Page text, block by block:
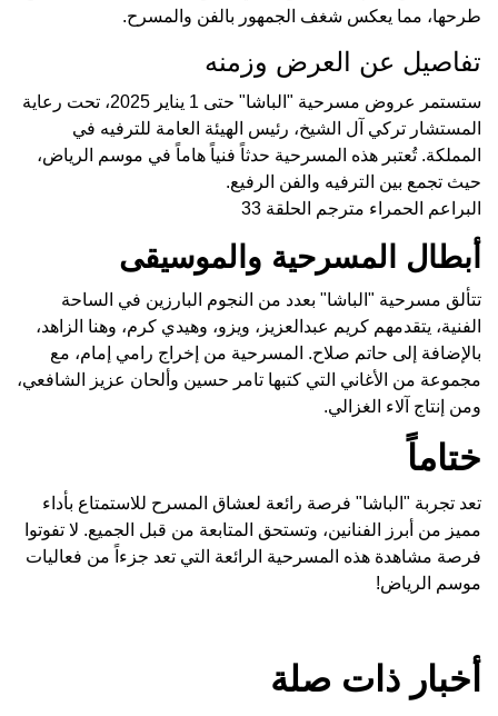
طرحها، مما يعكس شغف الجمهور بالفن والمسرح.
تفاصيل عن العرض وزمنه
ستستمر عروض مسرحية "الباشا" حتى 1 يناير 2025، تحت رعاية
المستشار تركي آل الشيخ، رئيس الهيئة العامة للترفيه في
المملكة. تُعتبر هذه المسرحية حدثاً فنياً هاماً في موسم الرياض،
حيث تجمع بين الترفيه والفن الرفيع.
البراعم الحمراء مترجم الحلقة 33
أبطال المسرحية والموسيقى
تتألق مسرحية "الباشا" بعدد من النجوم البارزين في الساحة
الفنية، يتقدمهم كريم عبدالعزيز، ويزو، وهيدي كرم، وهنا الزاهد،
بالإضافة إلى حاتم صلاح. المسرحية من إخراج رامي إمام، مع
مجموعة من الأغاني التي كتبها تامر حسين وألحان عزيز الشافعي،
ومن إنتاج آلاء الغزالي.
ختاماً
تعد تجربة "الباشا" فرصة رائعة لعشاق المسرح للاستمتاع بأداء
مميز من أبرز الفنانين، وتستحق المتابعة من قبل الجميع. لا تفوتوا
فرصة مشاهدة هذه المسرحية الرائعة التي تعد جزءاً من فعاليات
موسم الرياض!
أخبار ذات صلة